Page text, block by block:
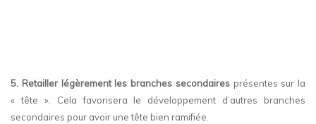
5. Retailler légèrement les branches secondairesprésentes sur la
« tête ». Cela favorisera le développement d’autres branches
secondaires pour avoir une tête bien ramifiée.